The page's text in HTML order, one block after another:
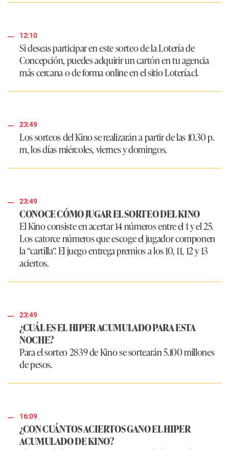
12:10
Si deseas participar en este sorteo de la Lotería de
Concepción, puedes adquirir un cartón en tu agencia
más cercana o de forma online en el sitio Lotería.cl.
23:49
Los sorteos del Kino se realizarán a partir de las 10.30 p.
m, los días miércoles, viernes y domingos.
23:49
CONOCE CÓMO JUGAR EL SORTEO DEL KINO
El Kino consiste en acertar 14 números entre el 1 y el 25.
Los catorce números que escoge el jugador componen
la “cartilla”. El juego entrega premios a los 10, 11, 12 y 13
aciertos.
23:49
¿CUÁL ES EL HIPER ACUMULADO PARA ESTA
NOCHE?
Para el sorteo 2839 de Kino se sortearán 5.100 millones
de pesos.
16:09
¿CON CUÁNTOS ACIERTOS GANO EL HIPER
ACUMULADO DE KINO?